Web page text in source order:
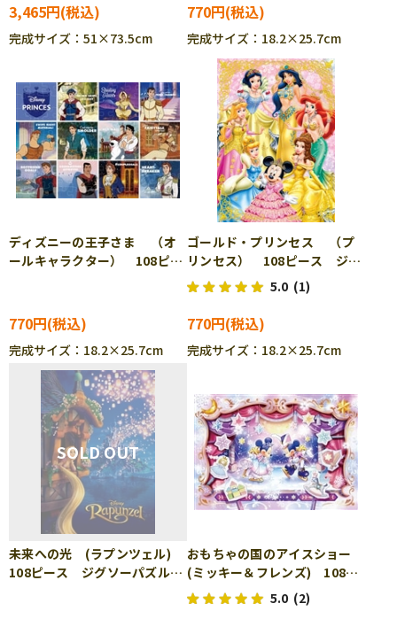
3,465円
完成サイズ：51×73.5cm
770円
完成サイズ：18.2×25.7cm
ディズニーの王子さま （オ
ールキャラクター） 108ピー
770円
完成サイズ：18.2×25.7cm
ゴールド・プリンセス （プ
リンセス） 108ピース ジグ
ソーパズル TEN-D108-705
5.0 (1)
770円
完成サイズ：18.2×25.7cm
未来への光 (ラプンツェル)
108ピース ジグソーパズル
おもちゃの国のアイスショー
(ミッキー＆フレンズ) 108ピ
ース ジグソーパズル TEN-
D108-816
5.0 (2)